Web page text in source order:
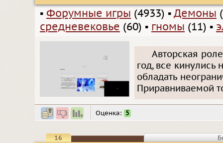
▪ Форумные игры (4933) ▪ Демоны
средневековье (60) ▪ гномы (11) ▪
Авторская
год, все кинулись
обладать
Приравниваемой
Оценка: 5
16